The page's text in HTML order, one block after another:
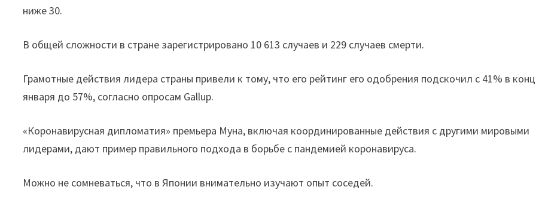
ниже 30.
В общей сложности в стране зарегистрировано 10 613 случаев и 229 случаев смерти.
Грамотные действия лидера страны привели к тому, что его рейтинг его одобрения подскочил с 41% в
января до 57%, согласно опросам Gallup.
«Коронавирусная дипломатия» премьера Муна, включая координированные действия с другими мировыми
лидерами, дают пример правильного подхода в борьбе с пандемией коронавируса.
Можно не сомневаться, что в Японии внимательно изучают опыт соседей.